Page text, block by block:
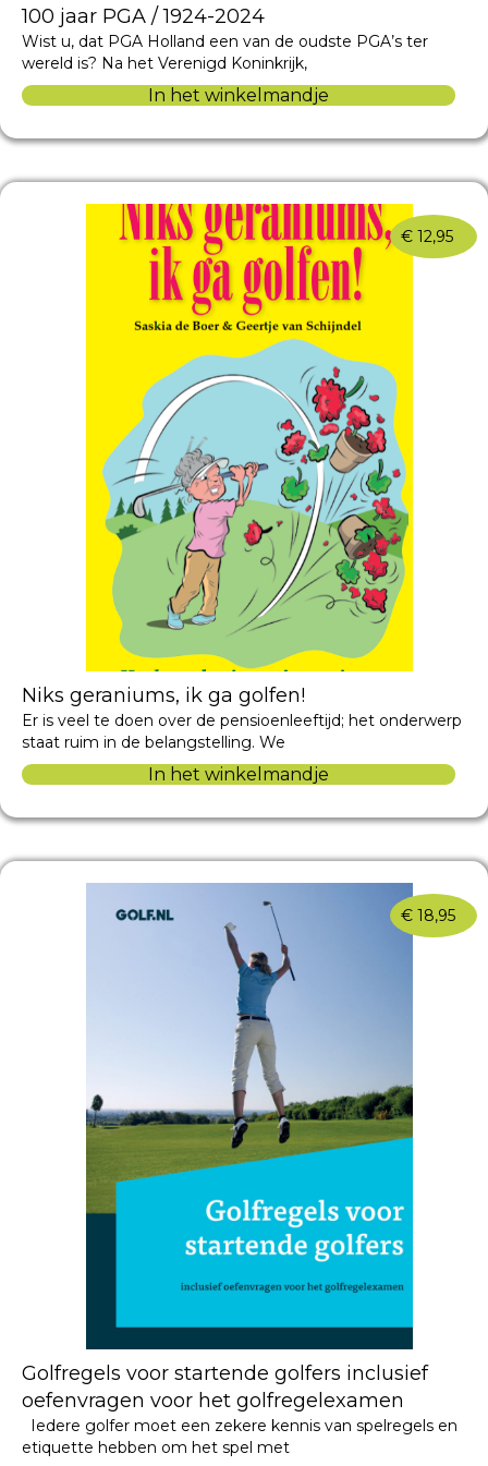
100 jaar PGA / 1924-2024
Wist u, dat PGA Holland een van de oudste PGA’s ter
wereld is? Na het Verenigd Koninkrijk,
In het winkelmandje
€ 12,95
Niks geraniums, ik ga golfen!
Er is veel te doen over de pensioenleeftijd; het onderwerp
staat ruim in de belangstelling. We
In het winkelmandje
€ 18,95
Golfregels voor startende golfers inclusief
oefenvragen voor het golfregelexamen
Iedere golfer moet een zekere kennis van spelregels en
etiquette hebben om het spel met